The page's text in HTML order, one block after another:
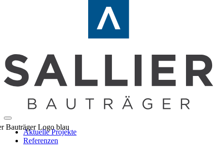
Aktuelle Projekte
Referenzen